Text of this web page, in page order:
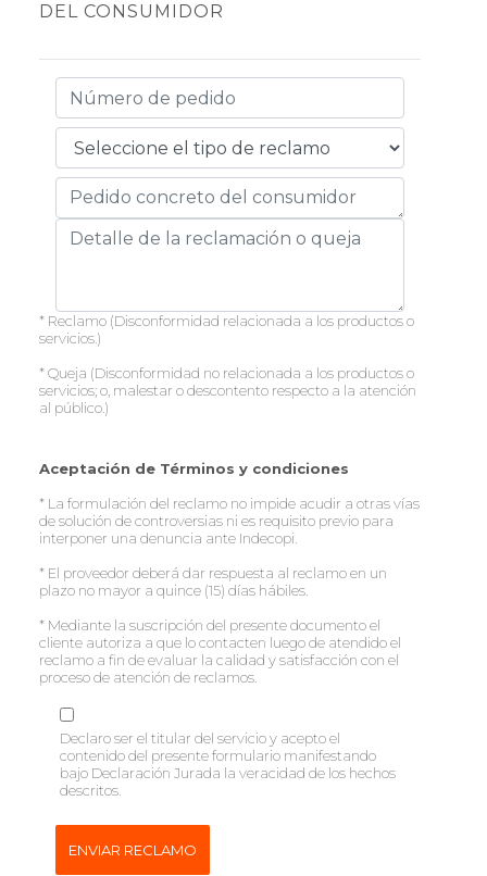
DEL CONSUMIDOR
* Reclamo (Disconformidad relacionada a los productos o
servicios.)
* Queja (Disconformidad no relacionada a los productos o
servicios; o, malestar o descontento respecto a la atención
al público.)
Aceptación de Términos y condiciones
* La formulación del reclamo no impide acudir a otras vías
de solución de controversias ni es requisito previo para
interponer una denuncia ante Indecopi.
* El proveedor deberá dar respuesta al reclamo en un
plazo no mayor a quince (15) días hábiles.
* Mediante la suscripción del presente documento el
cliente autoriza a que lo contacten luego de atendido el
reclamo a fin de evaluar la calidad y satisfacción con el
proceso de atención de reclamos.
Declaro ser el titular del servicio y acepto el
contenido del presente formulario manifestando
bajo Declaración Jurada la veracidad de los hechos
descritos.
ENVIAR RECLAMO